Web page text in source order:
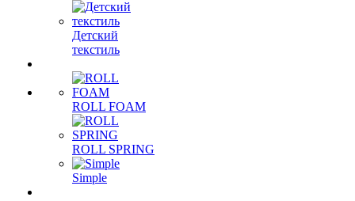
Детский
текстиль
ROLL FOAM
ROLL SPRING
Simple